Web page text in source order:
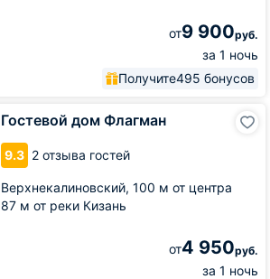
от9 900руб.
за 1 ночь
Получите495 бонусов
Гостевой дом Флагман
9.3 2 отзыва гостей
Верхнекалиновский, 100 м от центра
87 м от реки Кизань
от4 950руб.
за 1 ночь